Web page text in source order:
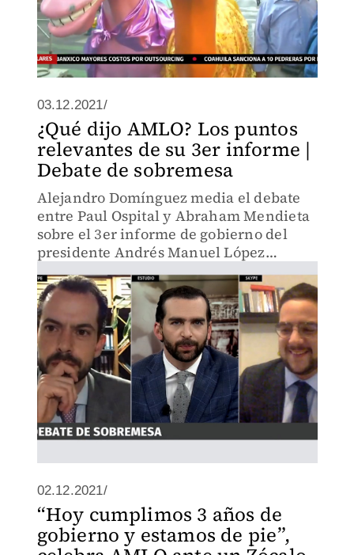
03.12.2021/
¿Qué dijo AMLO? Los puntos
relevantes de su 3er informe |
Debate de sobremesa
Alejandro Domínguez media el debate
entre Paul Ospital y Abraham Mendieta
sobre el 3er informe de gobierno del
presidente Andrés Manuel López
Obrador ¿Hay militarización en México?
02.12.2021/
“Hoy cumplimos 3 años de
gobierno y estamos de pie”,